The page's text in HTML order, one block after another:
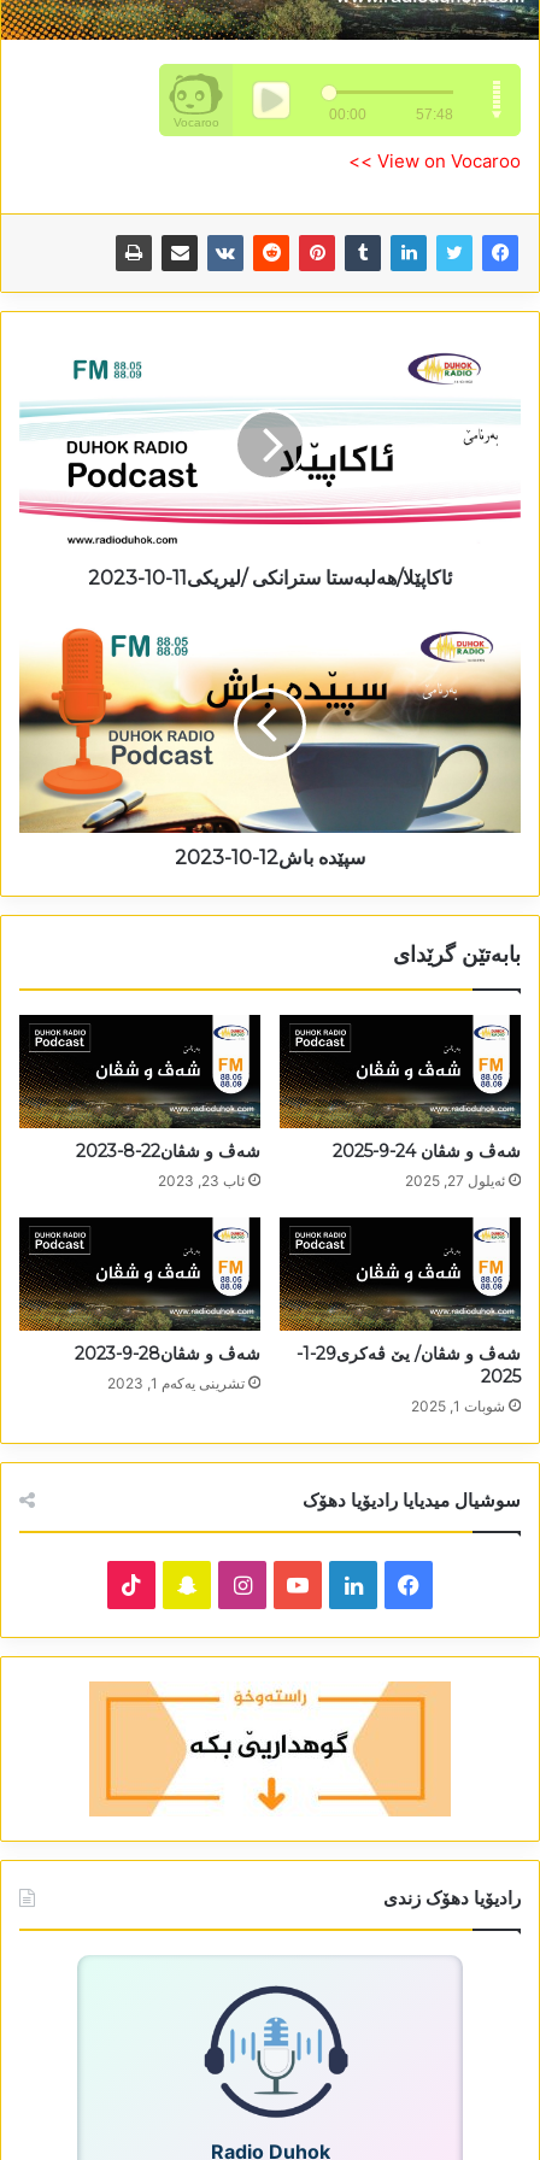
View on Vocaroo >>
ئاکاپێلا/ھەلبەستا سترانکی /لیریکی11-10-2023
سپێدە باش12-10-2023
بابەتێن گرێدای
شەڤ و شڤان 24-9-2025
ئه‌یلول 27, 2025
شەڤ و شڤان22-8-2023
ئاب 23, 2023
شەڤ و شڤان/ یێ ڤەکری29-1-
2025
شوبات 1, 2025
شەڤ و شڤان28-9-2023
تشرینی یه‌كه‌م 1, 2023
سوشیال میدیایا رادیۆیا دھۆک
Facebook
LinkedIn
YouTube
Instagram
Snapchat
رادیۆیا دھۆک زندی
Radio Duhok